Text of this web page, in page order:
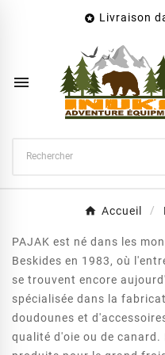
 Livraison

Accueil
PAJAK est né dans les
Beskides en 1983, où
se trouvent encore
spécialisée dans la
doudounes et
qualité d'oie ou de
Nom de la liste d'envies